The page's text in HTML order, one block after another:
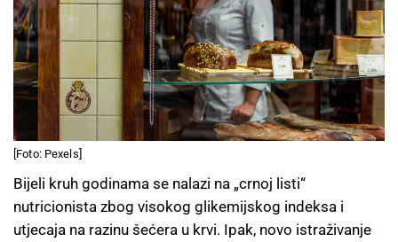
[Foto: Pexels]
Bijeli kruh godinama se nalazi na „crnoj listi“
nutricionista zbog visokog glikemijskog indeksa i
utjecaja na razinu šećera u krvi. Ipak, novo istraživanje